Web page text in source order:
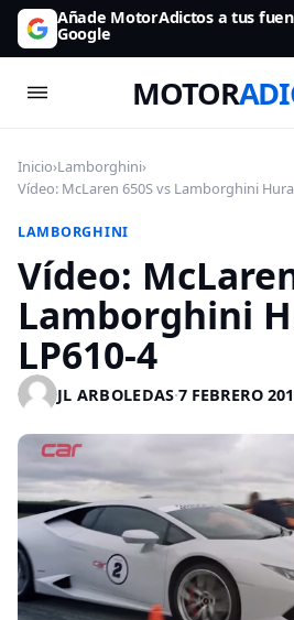
Añade MotorAdictos a tus
Google
MOTOR
Inicio›Lamborghini›
Vídeo: McLaren 650S vs Lamborghini
LAMBORGHINI
Vídeo:
Lamborghini
LP610-4
JL ARBOLEDAS·7 FEBRERO